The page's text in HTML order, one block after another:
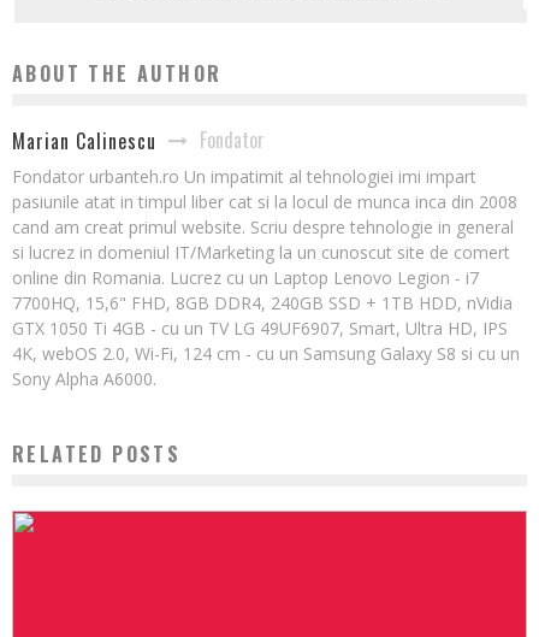
ABOUT THE AUTHOR
Marian Calinescu Fondator
Fondator urbanteh.ro Un impatimit al tehnologiei imi impart
pasiunile atat in timpul liber cat si la locul de munca inca din 2008
cand am creat primul website. Scriu despre tehnologie in general
si lucrez in domeniul IT/Marketing la un cunoscut site de comert
online din Romania. Lucrez cu un Laptop Lenovo Legion - i7
7700HQ, 15,6" FHD, 8GB DDR4, 240GB SSD + 1TB HDD, nVidia
GTX 1050 Ti 4GB - cu un TV LG 49UF6907, Smart, Ultra HD, IPS
4K, webOS 2.0, Wi-Fi, 124 cm - cu un Samsung Galaxy S8 si cu un
Sony Alpha A6000.
RELATED POSTS